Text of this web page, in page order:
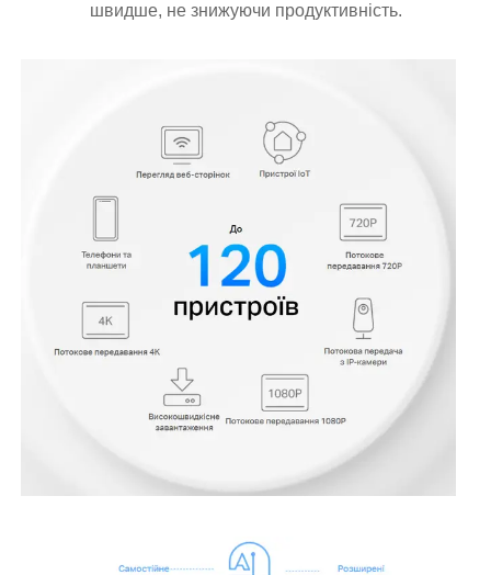
швидше, не знижуючи продуктивність.